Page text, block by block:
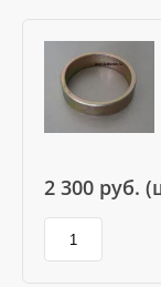
2 300 руб.